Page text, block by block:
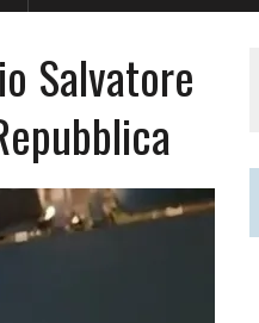
Salvatore